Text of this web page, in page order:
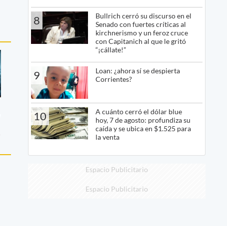
8
Bullrich cerró su discurso en el
Senado con fuertes críticas al
kirchnerismo y un feroz cruce
con Capitanich al que le gritó
“¡cállate!”
9
Loan: ¿ahora sí se despierta
Corrientes?
10
A cuánto cerró el dólar blue
hoy, 7 de agosto: profundiza su
caída y se ubica en $1.525 para
la venta
Espacio Publicitario
Espacio Publicitario